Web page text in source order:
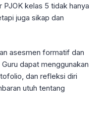
kelas 5 tidak hanya
juga sikap dan
asesmen formatif dan
dapat menggunakan
dan refleksi diri
utuh tentang